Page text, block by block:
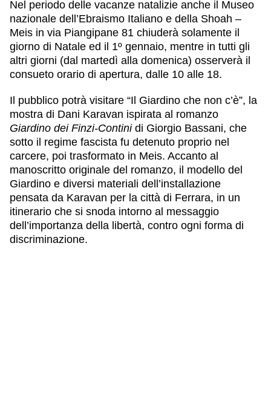
Nel periodo delle vacanze natalizie anche il Museo
nazionale dell’Ebraismo Italiano e della Shoah –
Meis in via Piangipane 81 chiuderà solamente il
giorno di Natale ed il 1º gennaio, mentre in tutti gli
altri giorni (dal martedì alla domenica) osserverà il
consueto orario di apertura, dalle 10 alle 18.
Il pubblico potrà visitare “Il Giardino che non c’è”, la
mostra di Dani Karavan ispirata al romanzo
Giardino dei Finzi-Continidi Giorgio Bassani, che
sotto il regime fascista fu detenuto proprio nel
carcere, poi trasformato in Meis. Accanto al
manoscritto originale del romanzo, il modello del
Giardino e diversi materiali dell’installazione
pensata da Karavan per la città di Ferrara, in un
itinerario che si snoda intorno al messaggio
dell’importanza della libertà, contro ogni forma di
discriminazione.